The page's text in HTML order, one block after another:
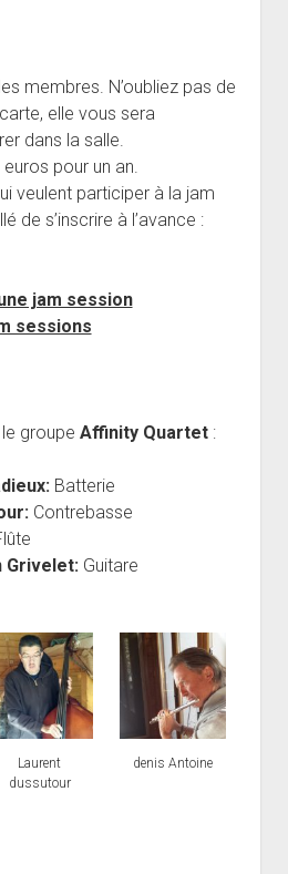
départementales
vidéos de jazz
Equipements
soirée Jazz Club
aux Jam Sessions
Réservation
Contact
membres. N’oubliez pas de
elle vous sera
dans la salle.
pour un an.
veulent participer à la jam
de s’inscrire à l’avance :
jam session
sessions
groupe Affinity Quartet:
Batterie
Contrebasse
Grivelet: Guitare
Laurent
dussutour
denis Antoine